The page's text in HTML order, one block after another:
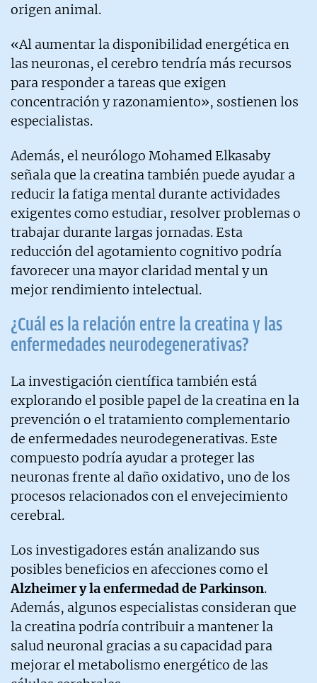
origen animal.
«Al aumentar la disponibilidad energética en
las neuronas, el cerebro tendría más recursos
para responder a tareas que exigen
concentración y razonamiento», sostienen los
especialistas.
Además, el neurólogo Mohamed Elkasaby
señala que la creatina también puede ayudar a
reducir la fatiga mental durante actividades
exigentes como estudiar, resolver problemas o
trabajar durante largas jornadas. Esta
reducción del agotamiento cognitivo podría
favorecer una mayor claridad mental y un
mejor rendimiento intelectual.
¿Cuál es la relación entre la creatina y las
enfermedades neurodegenerativas?
La investigación científica también está
explorando el posible papel de la creatina en la
prevención o el tratamiento complementario
de enfermedades neurodegenerativas. Este
compuesto podría ayudar a proteger las
neuronas frente al daño oxidativo, uno de los
procesos relacionados con el envejecimiento
cerebral.
Los investigadores están analizando sus
posibles beneficios en afecciones como el
Alzheimer y la enfermedad de Parkinson.
Además, algunos especialistas consideran que
la creatina podría contribuir a mantener la
salud neuronal gracias a su capacidad para
mejorar el metabolismo energético de las